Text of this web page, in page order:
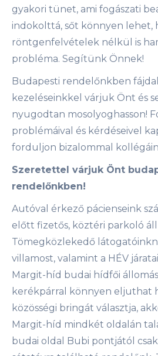
gyakori tünet, ami fogászati
indokolttá, sőt könnyen lehet,
röntgenfelvételek nélkül is
probléma. Segítünk Önnek!
Budapesti rendelőnkben
kezeléseinkkel várjuk Önt és
nyugodtan mosolyoghasson!
problémáival és kérdéseivel
forduljon bizalommal
Szeretettel várjuk Önt
rendelőnkben!
Autóval érkező pácienseink
előtt fizetős, köztéri parkoló
Tömegközlekedő
villamost, valamint a HÉV
Margit-híd budai hídfői
kerékpárral könnyen eljuthat
közösségi bringát választja,
Margit-híd mindkét oldalán
budai oldal Bubi pontjától